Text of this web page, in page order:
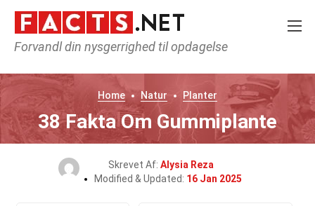
Forvandl din nysgerrighed til opdagelse
Home Natur Planter
38 Fakta Om Gummiplante
Skrevet Af: Alysia Reza
Modified & Updated: 16 Jan 2025